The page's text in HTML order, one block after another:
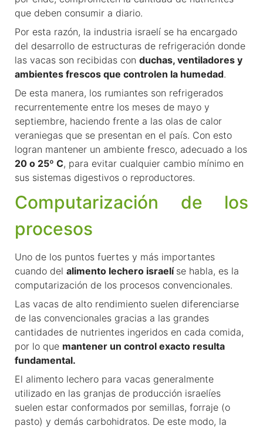
que deben consumir a diario.
Por esta razón, la industria israelí se ha encargado
del desarrollo de estructuras de refrigeración donde
las vacas son recibidas con duchas, ventiladores y
ambientes frescos que controlen la humedad.
De esta manera, los rumiantes son refrigerados
recurrentemente entre los meses de mayo y
septiembre, haciendo frente a las olas de calor
veraniegas que se presentan en el país. Con esto
logran mantener un ambiente fresco, adecuado a los
20 o 25º C, para evitar cualquier cambio mínimo en
sus sistemas digestivos o reproductores.
Computarización de los
procesos
Uno de los puntos fuertes y más importantes
cuando del alimento lechero israelí se habla, es la
computarización de los procesos convencionales.
Las vacas de alto rendimiento suelen diferenciarse
de las convencionales gracias a las grandes
cantidades de nutrientes ingeridos en cada comida,
por lo que mantener un control exacto resulta
fundamental.
El alimento lechero para vacas generalmente
utilizado en las granjas de producción israelíes
suelen estar conformados por semillas, forraje (o
pasto) y demás carbohidratos. De este modo, la